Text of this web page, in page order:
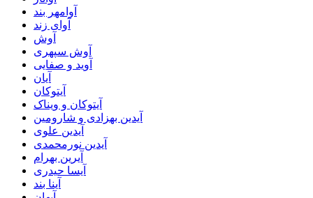
آوامهر بند
آوای زند
آوش
آوش سپهری
آوید و صفایی
آیان
آیتوکان
آیتوکان و ویناک
آیدین بهزادی و شارومین
آیدین علوی
آیدین نورمحمدی
آیرین بهرام
آیسا حیدری
آینا بند